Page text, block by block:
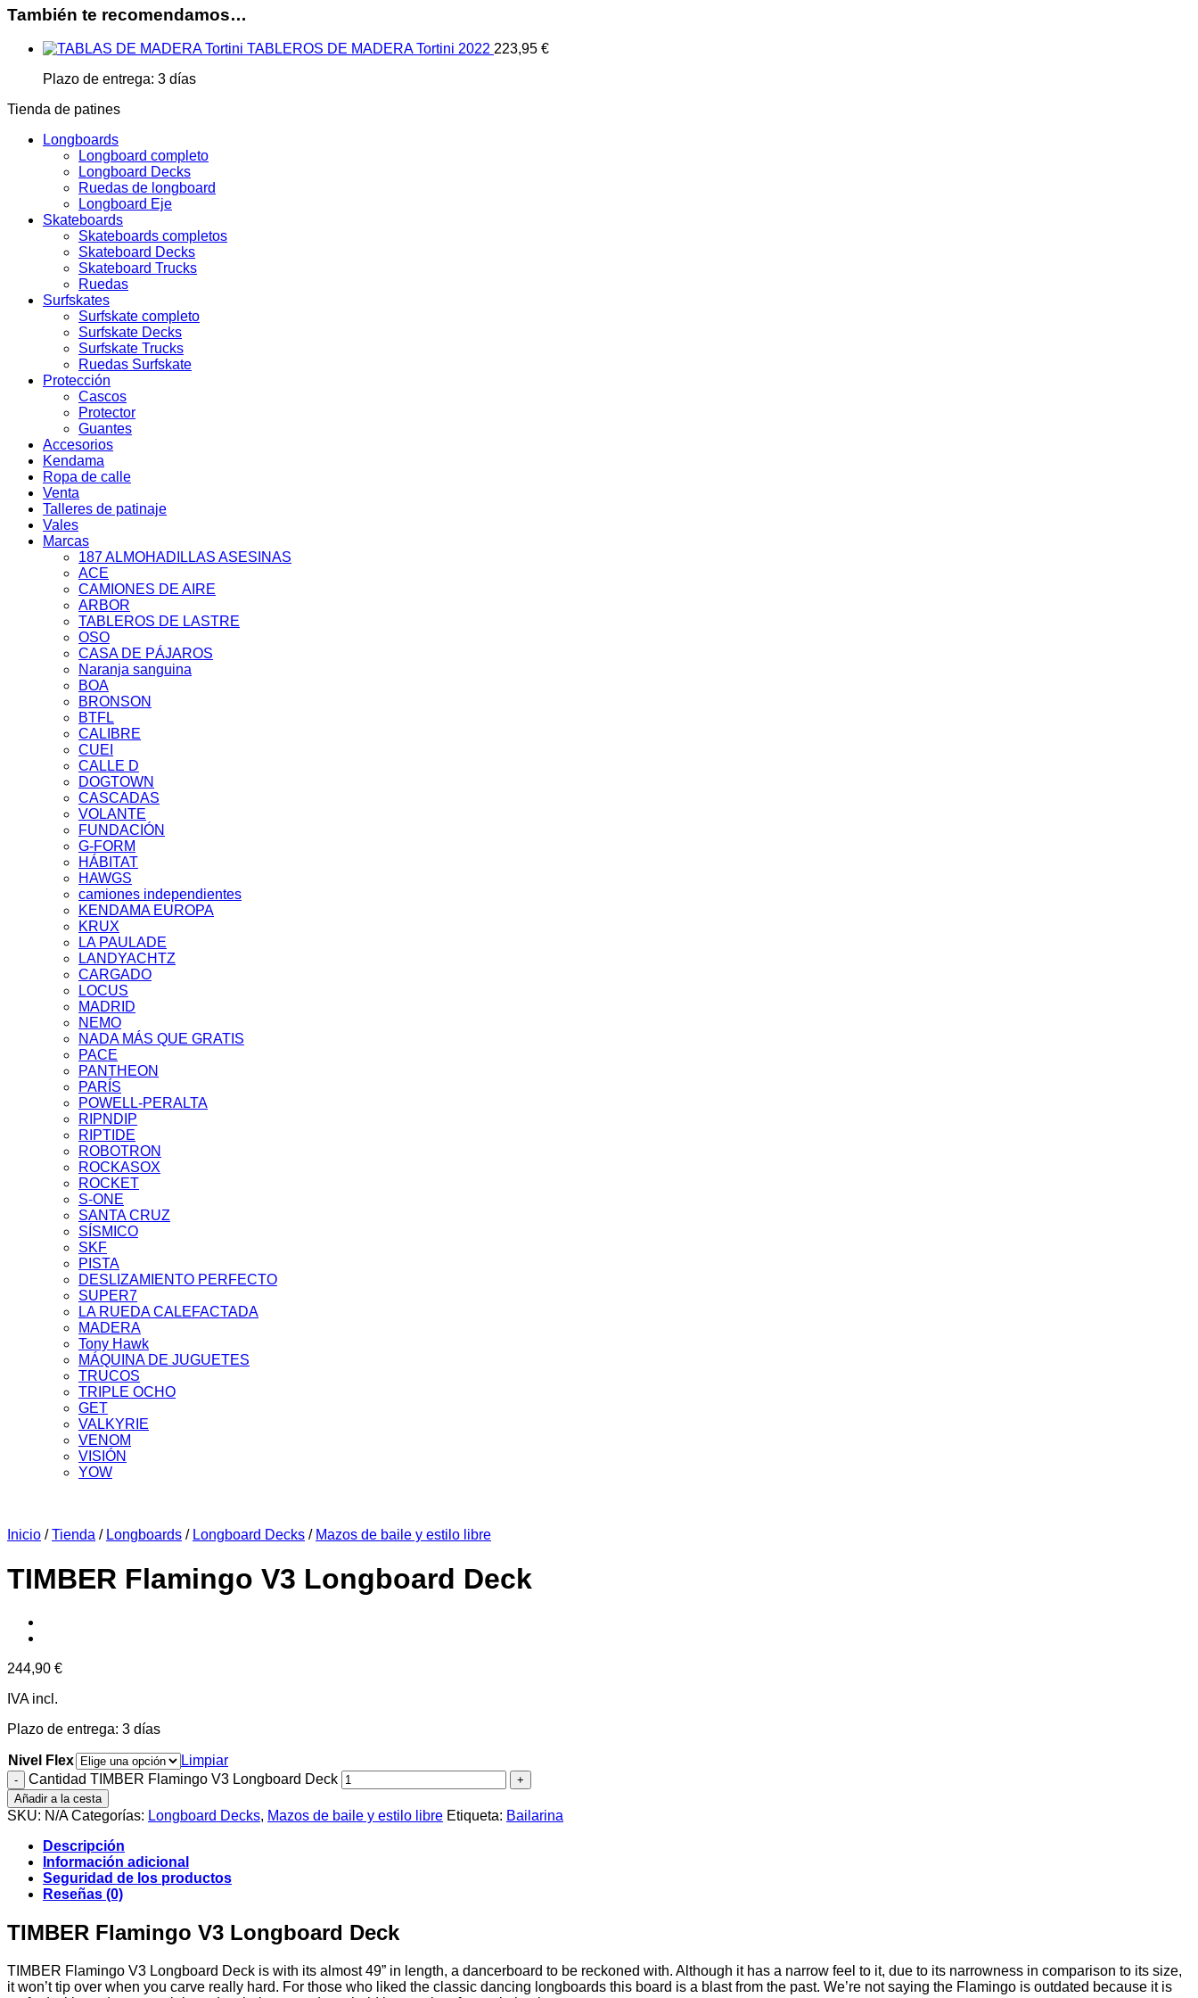
También te recomendamos…
TABLEROS DE MADERA Tortini 2022 223,95 €
Plazo de entrega: 3 días
Tienda de patines
Longboards
Longboard completo
Longboard Decks
Ruedas de longboard
Longboard Eje
Skateboards
Skateboards completos
Skateboard Decks
Skateboard Trucks
Ruedas
Surfskates
Surfskate completo
Surfskate Decks
Surfskate Trucks
Ruedas Surfskate
Protección
Cascos
Protector
Guantes
Accesorios
Kendama
Ropa de calle
Venta
Talleres de patinaje
Vales
Marcas
187 ALMOHADILLAS ASESINAS
ACE
CAMIONES DE AIRE
ARBOR
TABLEROS DE LASTRE
OSO
CASA DE PÁJAROS
Naranja sanguina
BOA
BRONSON
BTFL
CALIBRE
CUEI
CALLE D
DOGTOWN
CASCADAS
VOLANTE
FUNDACIÓN
G-FORM
HÁBITAT
HAWGS
camiones independientes
KENDAMA EUROPA
KRUX
LA PAULADE
LANDYACHTZ
CARGADO
LOCUS
MADRID
NEMO
NADA MÁS QUE GRATIS
PACE
PANTHEON
PARÍS
POWELL-PERALTA
RIPNDIP
RIPTIDE
ROBOTRON
ROCKASOX
ROCKET
S-ONE
SANTA CRUZ
SÍSMICO
SKF
PISTA
DESLIZAMIENTO PERFECTO
SUPER7
LA RUEDA CALEFACTADA
MADERA
Tony Hawk
MÁQUINA DE JUGUETES
TRUCOS
TRIPLE OCHO
GET
VALKYRIE
VENOM
VISIÓN
YOW
Inicio / Tienda / Longboards / Longboard Decks / Mazos de baile y estilo libre
TIMBER Flamingo V3 Longboard Deck
244,90 €
IVA incl.
Plazo de entrega: 3 días
Nivel Flex
Limpiar
Cantidad TIMBER Flamingo V3 Longboard Deck
Añadir a la cesta
SKU: N/A Categorías: Longboard Decks, Mazos de baile y estilo libre Etiqueta: Bailarina
Descripción
Información adicional
Seguridad de los productos
Reseñas (0)
TIMBER Flamingo V3 Longboard Deck
TIMBER Flamingo V3 Longboard Deck is with its almost 49” in length, a dancerboard to be reckoned with. Although it has a narrow feel to it, due to its narrowness in comparison to its size,
it won’t tip over when you carve really hard. For those who liked the classic dancing longboards this board is a blast from the past. We’re not saying the Flamingo is outdated because it is